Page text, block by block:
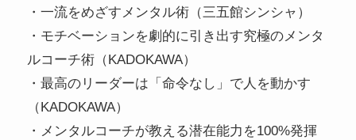
・一流をめざすメンタル術（三五館シンシャ）
・モチベーションを劇的に引き出す究極のメンタ
ルコーチ術（KADOKAWA）
・最高のリーダーは「命令なし」で人を動かす
（KADOKAWA）
・メンタルコーチが教える潜在能力を100%発揮